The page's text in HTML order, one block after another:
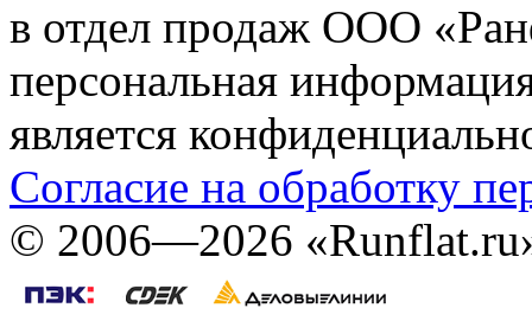
в отдел продаж ООО
персональная
является
Согласие на обработку
© 2006—2026